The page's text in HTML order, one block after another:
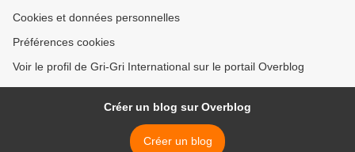
Cookies et données personnelles
Préférences cookies
Voir le profil de Gri-Gri International sur le portail Overblog
Créer un blog sur Overblog
Créer un blog